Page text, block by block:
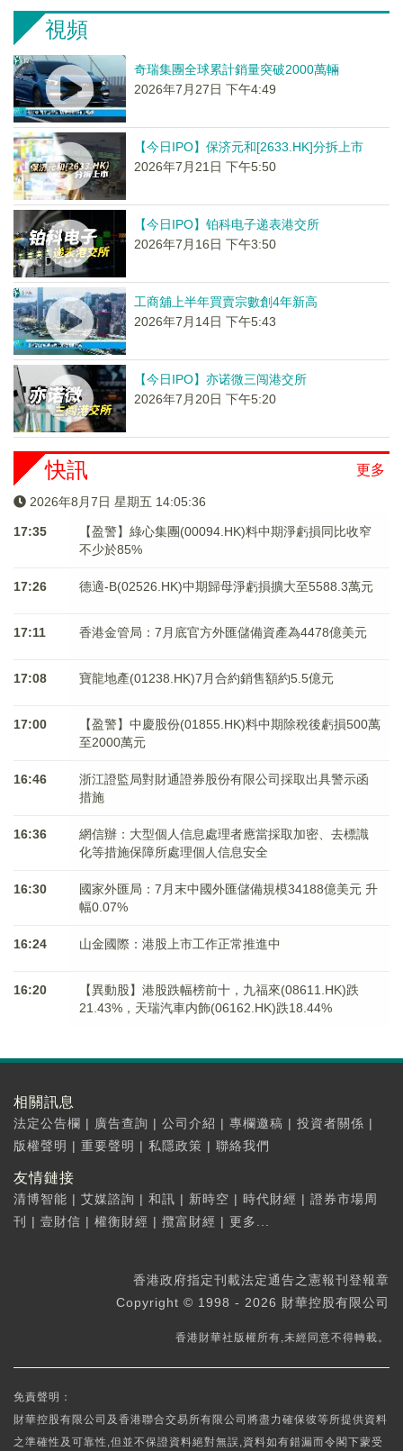
視頻
奇瑞集團全球累計銷量突破2000萬輛
2026年7月27日 下午4:49
【今日IPO】保济元和[2633.HK]分拆上市
2026年7月21日 下午5:50
【今日IPO】铂科电子递表港交所
2026年7月16日 下午3:50
工商舖上半年買賣宗數創4年新高
2026年7月14日 下午5:43
【今日IPO】亦诺微三闯港交所
2026年7月20日 下午5:20
更多
快訊
2026年8月7日 星期五 14:05:36
17:35
【盈警】綠心集團(00094.HK)料中期淨虧損同比收窄
不少於85%
17:26 德適-B(02526.HK)中期歸母淨虧損擴大至5588.3萬元
17:11 香港金管局：7月底官方外匯儲備資產為4478億美元
17:08 寶龍地產(01238.HK)7月合約銷售額約5.5億元
17:00
【盈警】中慶股份(01855.HK)料中期除稅後虧損500萬
至2000萬元
16:46
浙江證監局對財通證券股份有限公司採取出具警示函
措施
16:36
網信辦：大型個人信息處理者應當採取加密、去標識
化等措施保障所處理個人信息安全
16:30
國家外匯局：7月末中國外匯儲備規模34188億美元 升
幅0.07%
16:24 山金國際：港股上市工作正常推進中
16:20
【異動股】港股跌幅榜前十，九福來(08611.HK)跌
21.43%，天瑞汽車内飾(06162.HK)跌18.44%
相關訊息
法定公告欄 | 廣告查詢 | 公司介紹 | 專欄邀稿 | 投資者關係 |
版權聲明 | 重要聲明 | 私隱政策 | 聯絡我們
友情鏈接
清博智能 | 艾媒諮詢 | 和訊 | 新時空 | 時代財經 | 證券市場周
刊
| 壹財信 | 權衡財經 | 攬富財經 | 更多...
香港政府指定刊載法定通告之憲報刊登報章
Copyright © 1998 - 2026 財華控股有限公司
香港財華社版權所有,未經同意不得轉載。
免責聲明：
財華控股有限公司及香港聯合交易所有限公司將盡力確保彼等所提供資料
之準確性及可靠性,但並不保證資料絕對無誤,資料如有錯漏而令閣下蒙受